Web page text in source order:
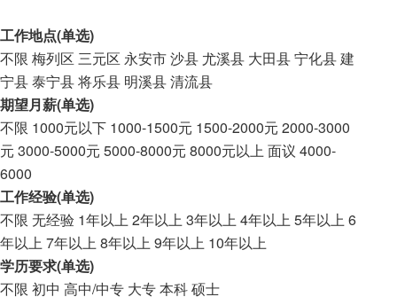
工作地点(单选)
不限 梅列区 三元区 永安市沙县 尤溪县 大田县宁化县建
宁县泰宁县将乐县 明溪县清流县
期望月薪(单选)
不限 1000元以下 1000-1500元 1500-2000元 2000-3000
元 3000-5000元 5000-8000元 8000元以上 面议 4000-
6000
工作经验(单选)
不限 无经验 1年以上 2年以上 3年以上 4年以上 5年以上 6
年以上 7年以上 8年以上 9年以上 10年以上
学历要求(单选)
不限 初中 高中/中专 大专本科硕士